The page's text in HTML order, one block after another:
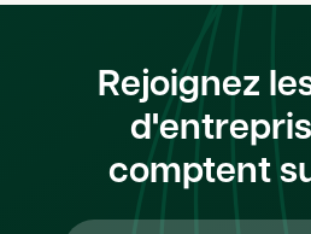
Rejoignez
comptent